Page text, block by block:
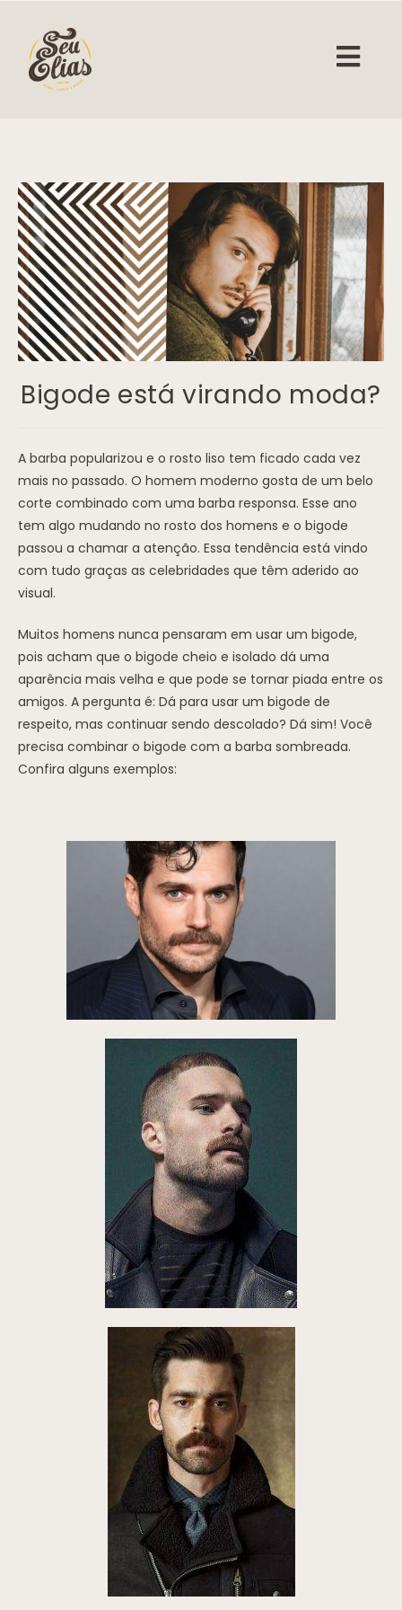
Bigode está virando moda?
A barba popularizou e o rosto liso tem ficado cada vez
mais no passado. O homem moderno gosta de um belo
corte combinado com uma barba responsa. Esse ano
tem algo mudando no rosto dos homens e o bigode
passou a chamar a atenção. Essa tendência está vindo
com tudo graças as celebridades que têm aderido ao
visual.
Muitos homens nunca pensaram em usar um bigode,
pois acham que o bigode cheio e isolado dá uma
aparência mais velha e que pode se tornar piada entre os
amigos. A pergunta é: Dá para usar um bigode de
respeito, mas continuar sendo descolado? Dá sim! Você
precisa combinar o bigode com a barba sombreada.
Confira alguns exemplos: